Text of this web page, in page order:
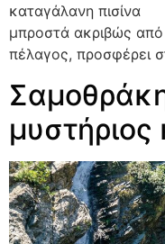
καταγάλανη πισίνα
μπροστά ακριβώς
πέλαγος, προσφέρει
μυστήριος